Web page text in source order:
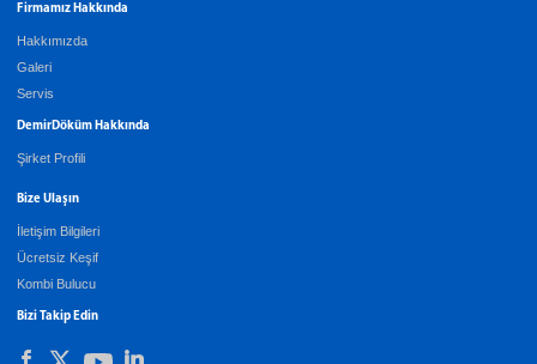
Firmamız Hakkında
Hakkımızda
Galeri
Servis
DemirDöküm Hakkında
Şirket Profili
Bize Ulaşın
İletişim Bilgileri
Ücretsiz Keşif
Kombi Bulucu
Bizi Takip Edin